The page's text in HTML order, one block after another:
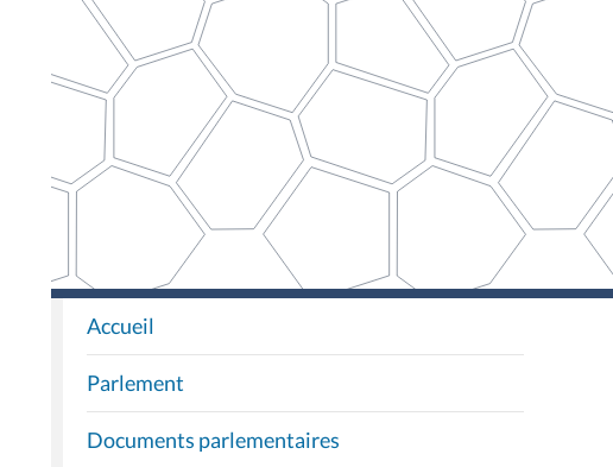
N
A
V
I
Accueil
Parlement
Documents parlementaires